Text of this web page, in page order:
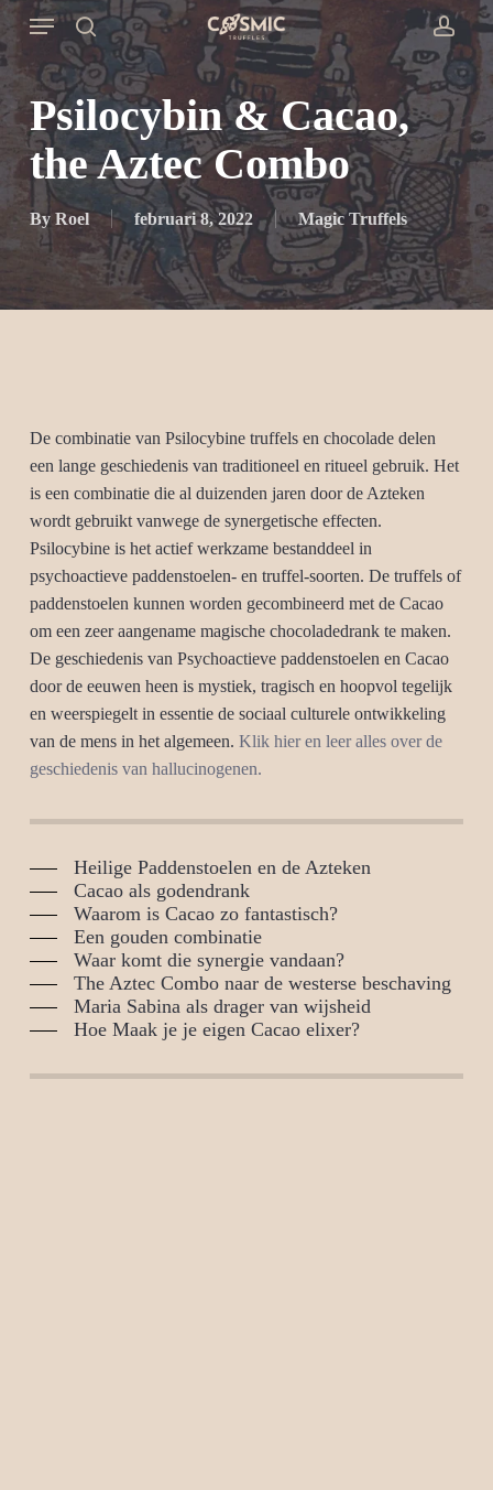
to
main
content
search
Menu
Psilocybin & Cacao,
the Aztec Combo
By Roel februari 8, 2022 Magic Truffels
De combinatie van Psilocybine truffels en chocolade delen
een lange geschiedenis van traditioneel en ritueel gebruik. Het
is een combinatie die al duizenden jaren door de Azteken
wordt gebruikt vanwege de synergetische effecten.
Psilocybine is het actief werkzame bestanddeel in
psychoactieve paddenstoelen- en truffel-soorten. De truffels of
paddenstoelen kunnen worden gecombineerd met de Cacao
om een zeer aangename magische chocoladedrank te maken.
De geschiedenis van Psychoactieve paddenstoelen en Cacao
door de eeuwen heen is mystiek, tragisch en hoopvol tegelijk
en weerspiegelt in essentie de sociaal culturele ontwikkeling
van de mens in het algemeen. Klik hier en leer alles over de
geschiedenis van hallucinogenen.
Heilige Paddenstoelen en de Azteken
Cacao als godendrank
Waarom is Cacao zo fantastisch?
Een gouden combinatie
Waar komt die synergie vandaan?
The Aztec Combo naar de westerse beschaving
Maria Sabina als drager van wijsheid
Hoe Maak je je eigen Cacao elixer?